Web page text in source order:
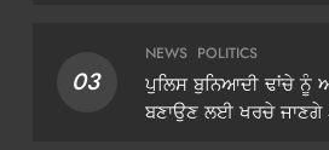
03
NEWS POLITICS
ਪੁਲਿਸ ਬੁਨਿਆਦੀ ਢਾਂਚੇ
ਬਣਾਉਣ ਲਈ ਖਰਚੇ